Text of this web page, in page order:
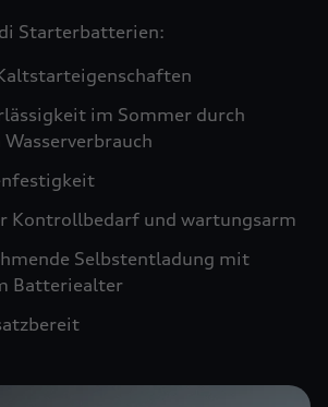
Starterbatterien:
im Sommer durch
Kontrollbedarf und wartungsarm
Selbstentladung mit
Batteriealter